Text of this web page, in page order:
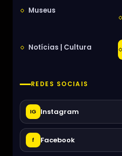
Museus
Notícias | Cultura
REDES SOCIAIS
IG Instagram
f Facebook